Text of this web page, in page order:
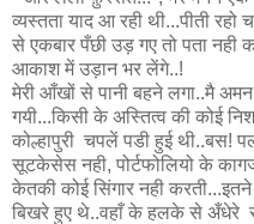
व्यस्तता याद आ रही थी...पीती
से एकबार पँछी उड़ गए तो पता
आकाश में उड़ान भर लेंगे..!
मेरी आँखों से पानी बहने लगा..मै
गयी...किसी के अस्तित्व की कोई
कोल्हापुरी चपलें पडी हुई थी..बस!
सूटकेसेस नही, पोर्टफोलियो के
केतकी कोई सिंगार नही
बिखरे हुए थे..वहाँ के हलके से अँधेरे